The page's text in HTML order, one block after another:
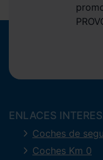
ENLACES
Coches de
Coches Km 0